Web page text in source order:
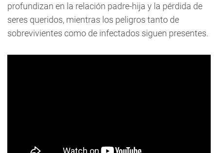
profundizan en la relación padre-hija y la pérdida de
seres queridos, mientras los peligros tanto de
sobrevivientes como de infectados siguen presentes.